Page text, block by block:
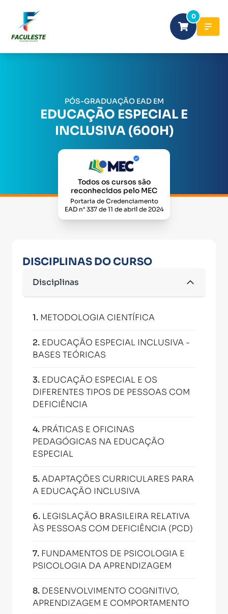
0
PÓS-GRADUAÇÃO EAD EM
EDUCAÇÃO ESPECIAL E
INCLUSIVA (600H)
Todos os cursos são
reconhecidos pelo MEC
Portaria de Credenciamento
EAD n° 337 de 11 de abril de 2024
DISCIPLINAS DO CURSO
Disciplinas
1. METODOLOGIA CIENTÍFICA
2. EDUCAÇÃO ESPECIAL INCLUSIVA -
BASES TEÓRICAS
3. EDUCAÇÃO ESPECIAL E OS
DIFERENTES TIPOS DE PESSOAS COM
DEFICIÊNCIA
4. PRÁTICAS E OFICINAS
PEDAGÓGICAS NA EDUCAÇÃO
ESPECIAL
5.ADAPTAÇÕES CURRICULARES PARA
A EDUCAÇÃO INCLUSIVA
6. LEGISLAÇÃO BRASILEIRA RELATIVA
ÀS PESSOAS COM DEFICIÊNCIA (PCD)
7. FUNDAMENTOS DE PSICOLOGIA E
PSICOLOGIA DA APRENDIZAGEM
8. DESENVOLVIMENTO COGNITIVO,
APRENDIZAGEM E COMPORTAMENTO